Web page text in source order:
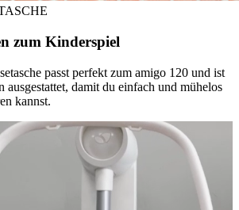
zum Kinderspiel
passt perfekt zum amigo 120 und ist
damit du einfach und mühelos
kannst.